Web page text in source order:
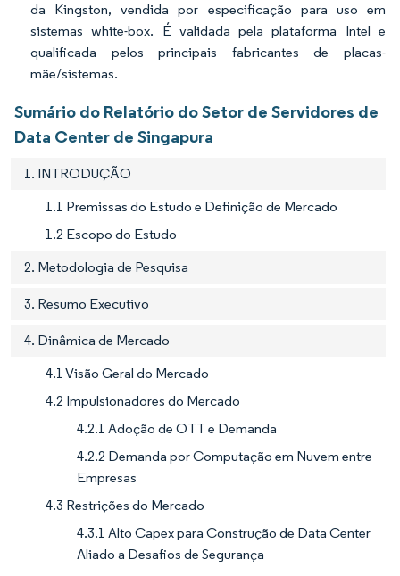
da Kingston, vendida por especificação para uso em
sistemas white-box. É validada pela plataforma Intel e
qualificada pelos principais fabricantes de placas-
mãe/sistemas.
Sumário do Relatório do Setor de Servidores de
Data Center de Singapura
1. INTRODUÇÃO
1.1 Premissas do Estudo e Definição de Mercado
1.2 Escopo do Estudo
2. Metodologia de Pesquisa
3. Resumo Executivo
4. Dinâmica de Mercado
4.1 Visão Geral do Mercado
4.2 Impulsionadores do Mercado
4.2.1 Adoção de OTT e Demanda
4.2.2 Demanda por Computação em Nuvem entre
Empresas
4.3 Restrições do Mercado
4.3.1 Alto Capex para Construção de Data Center
Aliado a Desafios de Segurança